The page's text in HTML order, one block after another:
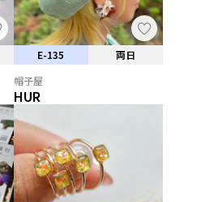
E-135
両日
帽子屋
HUR